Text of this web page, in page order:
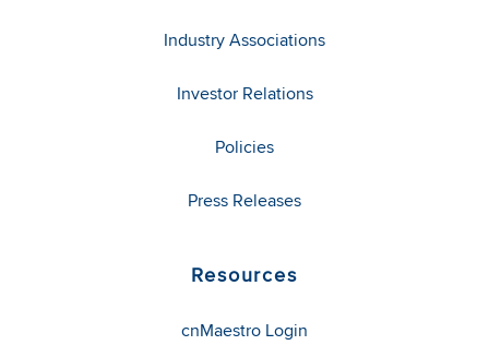
Industry Associations
Investor Relations
Policies
Press Releases
Resources
cnMaestro Login